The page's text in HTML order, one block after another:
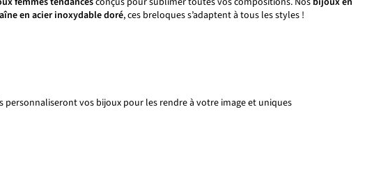
en acier inoxydable doré, ces breloques s’adaptent à tous les styles !
personnaliseront vos bijoux pour les rendre à votre image et uniques